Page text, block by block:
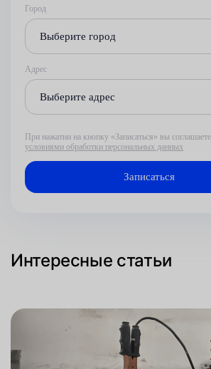
Город
Выберите город
Адрес
Выберите адрес
При нажатии на кнопку «Записаться» вы
условиями обработки персональных данных
Интересные статьи